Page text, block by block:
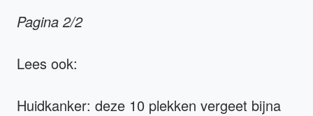
Pagina 2/2
Lees ook:
Huidkanker: deze 10 plekken vergeet bijna